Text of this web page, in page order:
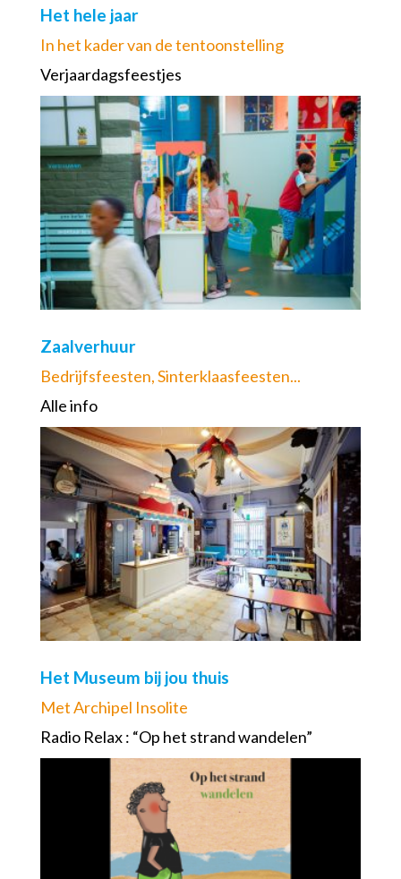
Het hele jaar
In het kader van de tentoonstelling
Verjaardagsfeestjes
Zaalverhuur
Bedrijfsfeesten, Sinterklaasfeesten...
Alle info
Het Museum bij jou thuis
Met Archipel Insolite
Radio Relax : “Op het strand wandelen”